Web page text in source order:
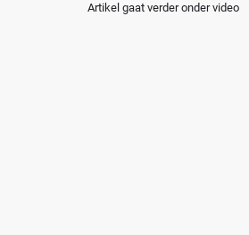
Artikel gaat verder onder video